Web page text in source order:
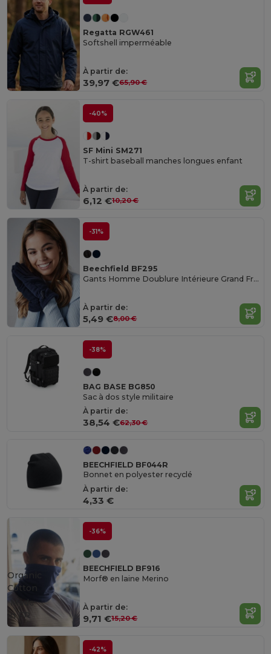
Regatta RGW461
Softshell imperméable
À partir de:
39,97 €65,90 €
-40%
SF Mini SM271
T-shirt baseball manches longues enfant
À partir de:
6,12 €10,20 €
-31%
Beechfield BF295
Gants Homme Doublure Intérieure Grand Froid
À partir de:
5,49 €8,00 €
-38%
BAG BASE BG850
Sac à dos style militaire
À partir de:
38,54 €62,30 €
BEECHFIELD BF044R
Bonnet en polyester recyclé
À partir de:
4,33 €
-36%
BEECHFIELD BF916
Morf® en laine Merino
À partir de:
9,71 €15,20 €
Organic
Cotton
Made
in FR
-42%